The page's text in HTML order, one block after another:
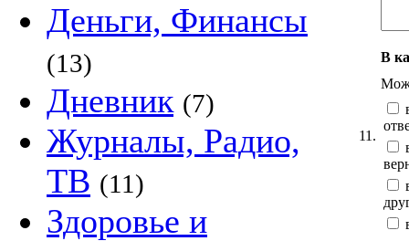
Деньги, Финансы
(13)
Дневник (7)
Журналы, Радио,
ТВ (11)
Здоровье и
11.
В